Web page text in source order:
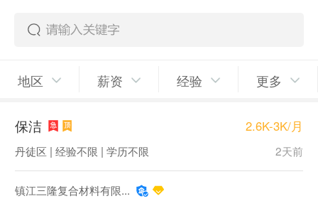
地区 薪资 经验 更多
保洁 2.6K-3K/月
丹徒区 | 经验不限 | 学历不限 2天前
镇江三隆复合材料有限...